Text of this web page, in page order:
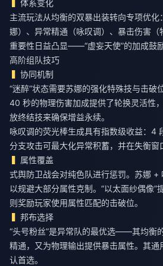
体系变化
主流玩法从均衡的双暴出装转向专项优化
娜）、异常精通（咏叹调）、暴击伤害（
重要性日益凸显——“虚妄天使”的加成鼓
高阶组队技巧
协同机制
“迷醉”状态需要苏娜的强化特殊技与击破
40 秒的物理伤害加成提供了轮换灵活性
放终结技来确保增益永续。
咏叹调的荧光棒生成具有指数级收益：
分支攻击可最大化异常积蓄，并在失衡窗
属性覆盖
式舆防卫战会对纯色队进行惩罚。苏娜 +
以规避大部分属性克制。“以太面纱偶像”
则奖励玩家使用属性匹配的击破位。
邦布选择
“头号粉丝”是异常队的最优选——其均衡
精通，又为物理输出提供暴击属性。其
认首选。